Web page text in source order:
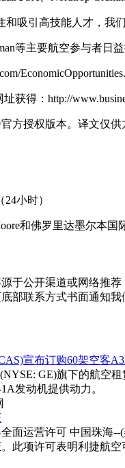
和吸引高技能人才，我
等主要航空参与者
获得：http://
方授权版本。译文仅
小时）
和佛罗里达墨尔本国
于公开渠道或网络推
部联系方式书面通知
宣布订购60架空客
GE)旗下的航空
发动机提供动力。
面运营许可 中国珠海--
此项许可表明利捷航空